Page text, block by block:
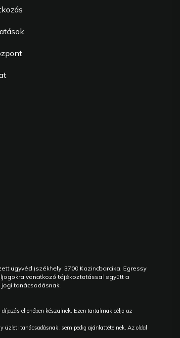
ügyvéd (székhely: 3700 Kazincbarcika, Egressy
vonatkozó tájékoztatással együtt a
tanácsadásnak.
ellenében készülnek. Ezen tartalmak célja az
tanácsadásnak, sem pedig ajánlattételnek. Az oldal